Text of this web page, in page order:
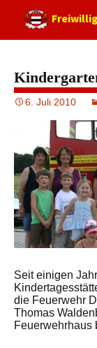
6. Juli 2010
Seit einigen
die Feuerwehr
Thomas
Feuerwehrhaus